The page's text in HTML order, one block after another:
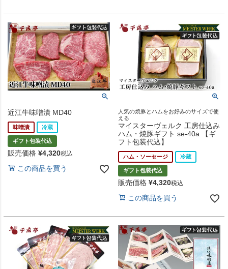
近江牛味噌漬 MD40
味噌漬 冷蔵
ギフト包装代込
販売価格 ¥4,320税込
この商品を買う
人気の焼豚とハムをお好みのサイズで使
える
マイスターヴェルク 工房仕込み
ハム・焼豚ギフト se-40a 【ギ
フト包装代込】
ハム・ソーセージ 冷蔵
ギフト包装代込
販売価格 ¥4,320税込
この商品を買う